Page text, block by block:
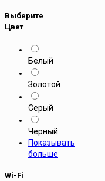
Выберите
Цвет
Белый
Золотой
Серый
Черный
Показывать
больше
Wi-Fi